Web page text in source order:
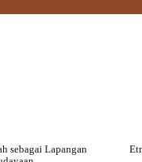
sebagai Lapangan